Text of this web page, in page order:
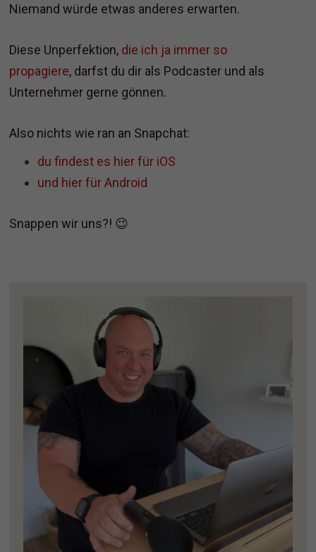
Niemand würde etwas anderes erwarten.
Diese Unperfektion, die ich ja immer so
propagiere, darfst du dir als Podcaster und als
Unternehmer gerne gönnen.
Also nichts wie ran an Snapchat:
du findest es hier für iOS
und hier für Android
Snappen wir uns?! 😉